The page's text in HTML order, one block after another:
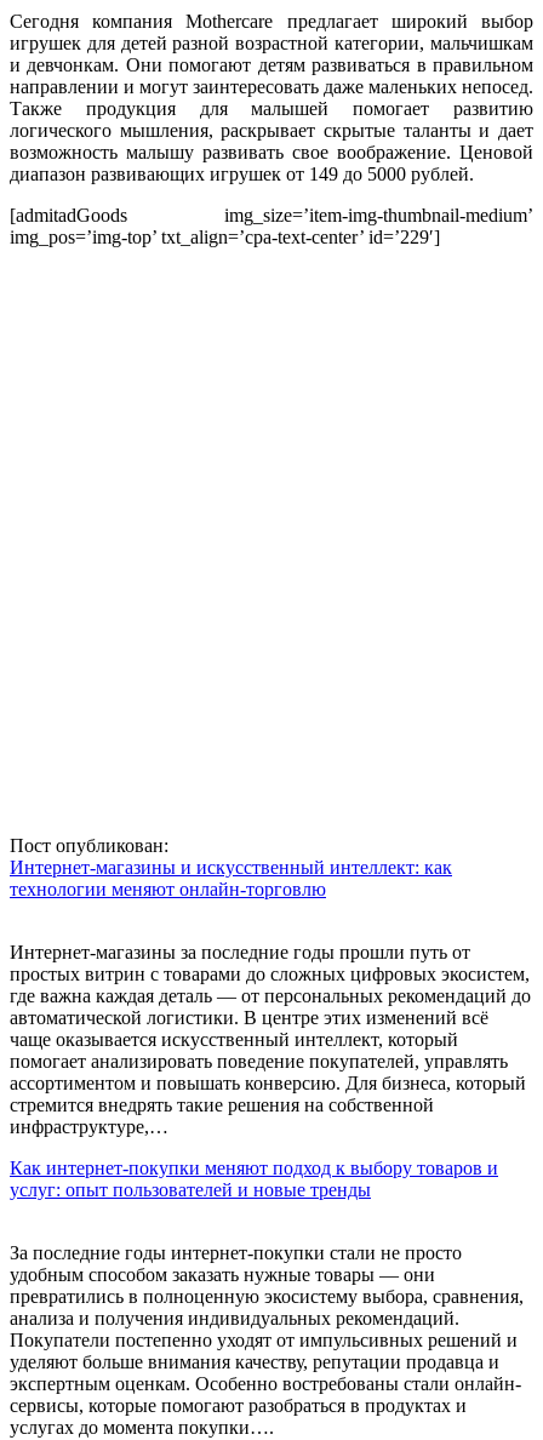
Сегодня компания Mothercare предлагает широкий выбор
игрушек для детей разной возрастной категории, мальчишкам
и девчонкам. Они помогают детям развиваться в правильном
направлении и могут заинтересовать даже маленьких непосед.
Также продукция для малышей помогает развитию
логического мышления, раскрывает скрытые таланты и дает
возможность малышу развивать свое воображение. Ценовой
диапазон развивающих игрушек от 149 до 5000 рублей.
[admitadGoods img_size=’item-img-thumbnail-medium’
img_pos=’img-top’ txt_align=’cpa-text-center’ id=’229′]
Пост опубликован:
Интернет-магазины и искусственный интеллект: как
технологии меняют онлайн-торговлю
Интернет-магазины за последние годы прошли путь от
простых витрин с товарами до сложных цифровых экосистем,
где важна каждая деталь — от персональных рекомендаций до
автоматической логистики. В центре этих изменений всё
чаще оказывается искусственный интеллект, который
помогает анализировать поведение покупателей, управлять
ассортиментом и повышать конверсию. Для бизнеса, который
стремится внедрять такие решения на собственной
инфраструктуре,…
Как интернет-покупки меняют подход к выбору товаров и
услуг: опыт пользователей и новые тренды
За последние годы интернет-покупки стали не просто
удобным способом заказать нужные товары — они
превратились в полноценную экосистему выбора, сравнения,
анализа и получения индивидуальных рекомендаций.
Покупатели постепенно уходят от импульсивных решений и
уделяют больше внимания качеству, репутации продавца и
экспертным оценкам. Особенно востребованы стали онлайн-
сервисы, которые помогают разобраться в продуктах и
услугах до момента покупки….